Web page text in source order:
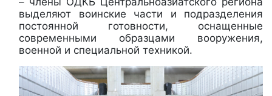
выделяют воинские части и подразделения
постоянной готовности, оснащенные
современными образцами вооружения,
военной и специальной техникой.